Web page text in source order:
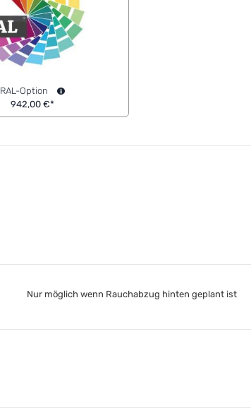
RAL-Option
942,00 €*
Nur möglich wenn Rauchabzug hinten geplant ist